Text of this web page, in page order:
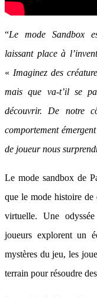
“Le mode Sandbox
laissant place à
« Imaginez des
mais que va-t’il se
découvrir. De notre
comportement
de joueur nous
Le mode sandbox de
que le mode histoire de
virtuelle. Une
joueurs explorent un
mystères du jeu, les
terrain pour résoudre